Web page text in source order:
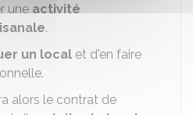
une activité
.
un local et d'en faire
alors le contrat de